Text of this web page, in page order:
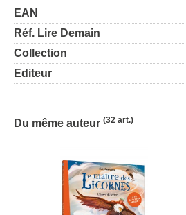
EAN
Réf. Lire Demain
Collection
Editeur
Du même auteur (32 art.)